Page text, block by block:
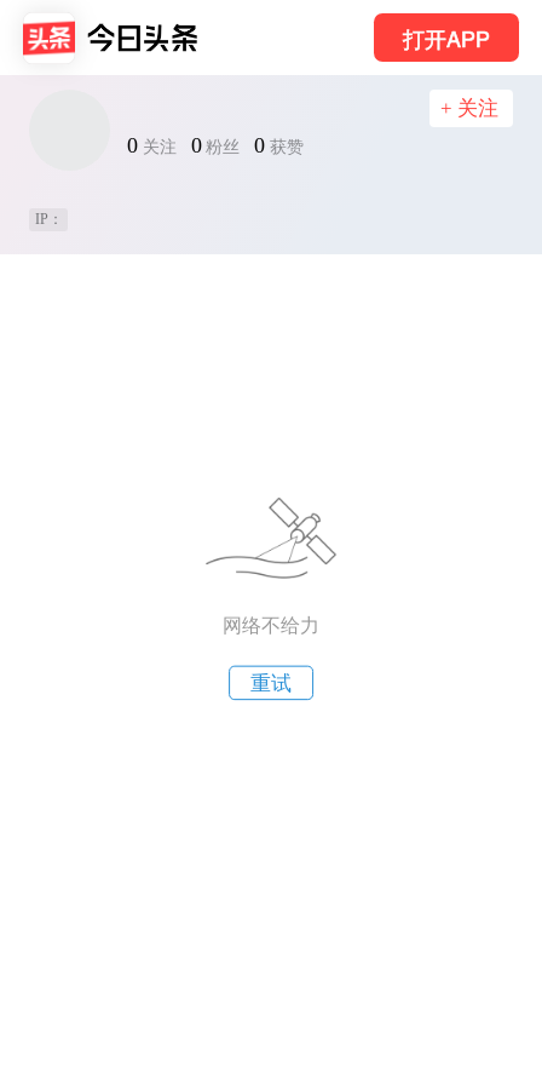
打开APP
0 关注 0 粉丝 0 获赞
+ 关注
IP：
网络不给力
重试